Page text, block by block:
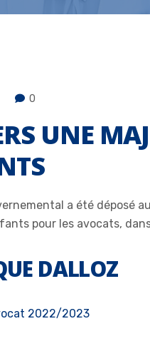
0
UNE
a été déposé
pour les avocats,
DALLOZ
2022/2023